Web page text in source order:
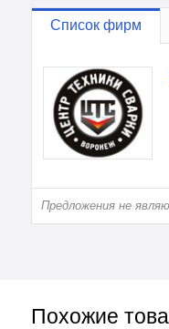
Список фирм
Предложения не
Похожие